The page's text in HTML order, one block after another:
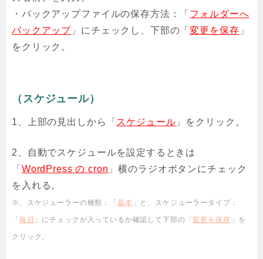
・バックアップファイルの保存方法：「 フォルダーへ
バックアップ 」にチェックし、下部の「変更を保存 」
をクリック。
（スケジュール）
1、上部の見出しから「 スケジュール 」をクリック。
2、自動でスケジュールを設定するときは
「 WordPress の cron 」横のラジオボタンにチェック
を入れる。
※、スケジューラーの種類：「 基本 」と、スケジューラータイプ：
「 毎日 」にチェックが入っているか確認して下部の「変更を保存 」を
クリック。